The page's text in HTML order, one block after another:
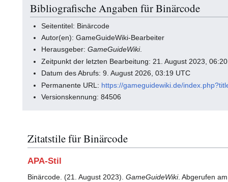
Bibliografische Angaben für Binärcode
Seitentitel: Binärcode
Autor(en): GameGuideWiki-Bearbeiter
Herausgeber:GameGuideWiki.
Zeitpunkt der letzten Bearbeitung: 21. August 2023,
Datum des Abrufs: 9. August 2026, 03:19 UTC
Permanente URL: https://gameguidewiki.de/
Versionskennung: 84506
Zitatstile für Binärcode
APA-Stil
Binärcode. (21. August 2023). GameGuideWiki. Abgerufen